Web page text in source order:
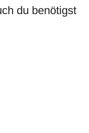
du benötigst